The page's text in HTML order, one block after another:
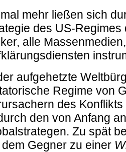
mehr ließen sich
des US-
alle
aufgehetzte
Regime von
des
den von Anfang
Zu spät
Gegner zu einer